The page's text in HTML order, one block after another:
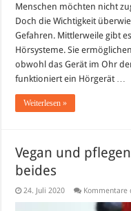
Menschen möchten nicht
Doch die Wichtigkeit
Gefahren. Mittlerweile gibt
Hörsysteme. Sie
obwohl das Gerät im Ohr
funktioniert ein Hörgerät …
Weiterlesen »
Vegan und
beides
24. Juli 2020 Kommentare